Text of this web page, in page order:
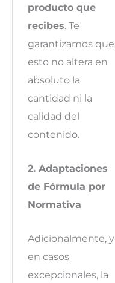
producto que
recibes. Te
garantizamos que
esto no altera en
absoluto la
cantidad ni la
calidad del
contenido.
2. Adaptaciones
de Fórmula por
Normativa
Adicionalmente, y
en casos
excepcionales, la